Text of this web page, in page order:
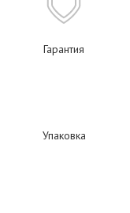
Гарантия
Упаковка